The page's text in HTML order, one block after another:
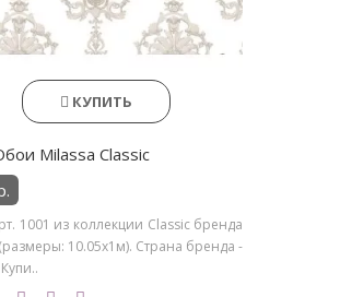
КУПИТЬ
Milassa Classic
1001 из коллекции Classic бренда
10.05х1м). Страна бренда -